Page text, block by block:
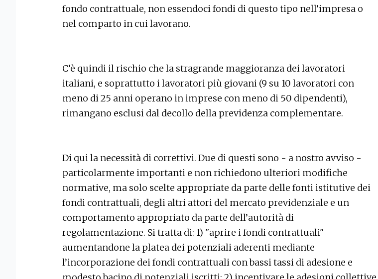
fondo contrattuale, non essendoci fondi di questo tipo nell’impresa o
nel comparto in cui lavorano.
C’è quindi il rischio che la stragrande maggioranza dei lavoratori
italiani, e soprattutto i lavoratori più giovani (9 su 10 lavoratori con
meno di 25 anni operano in imprese con meno di 50 dipendenti),
rimangano esclusi dal decollo della previdenza complementare.
Di qui la necessità di correttivi. Due di questi sono - a nostro avviso -
particolarmente importanti e non richiedono ulteriori modifiche
normative, ma solo scelte appropriate da parte delle fonti istitutive dei
fondi contrattuali, degli altri attori del mercato previdenziale e un
comportamento appropriato da parte dell’autorità di
regolamentazione. Si tratta di: 1) "aprire i fondi contrattuali"
aumentandone la platea dei potenziali aderenti mediante
l’incorporazione dei fondi contrattuali con bassi tassi di adesione e